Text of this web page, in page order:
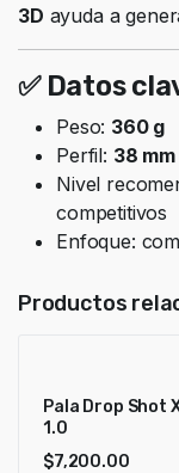
3D ayuda a
✅ Datos
Peso: 360 g
Perfil: 38 mm
Nivel
competitivos
Enfoque:
Productos
Pala Drop Shot
1.0
$7,200.00